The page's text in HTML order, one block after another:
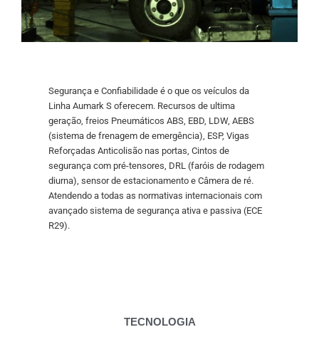
Segurança e Confiabilidade é o que os veículos da
Linha Aumark S oferecem. Recursos de ultima
geração, freios Pneumáticos ABS, EBD, LDW, AEBS
(sistema de frenagem de emergência), ESP, Vigas
Reforçadas Anticolisão nas portas, Cintos de
segurança com pré-tensores, DRL (faróis de rodagem
diurna), sensor de estacionamento e Câmera de ré.
Atendendo a todas as normativas internacionais com
avançado sistema de segurança ativa e passiva (ECE
R29).
TECNOLOGIA